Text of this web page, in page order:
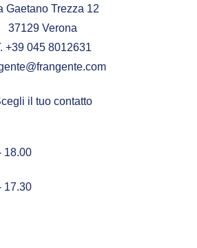
Gaetano Trezza 12
37129 Verona
+39 045 8012631
il tuo contatto
18.00
17.30